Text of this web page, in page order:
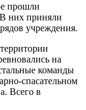
прошли
них приняли
учреждения.
на
команды
спасательном
Всего в